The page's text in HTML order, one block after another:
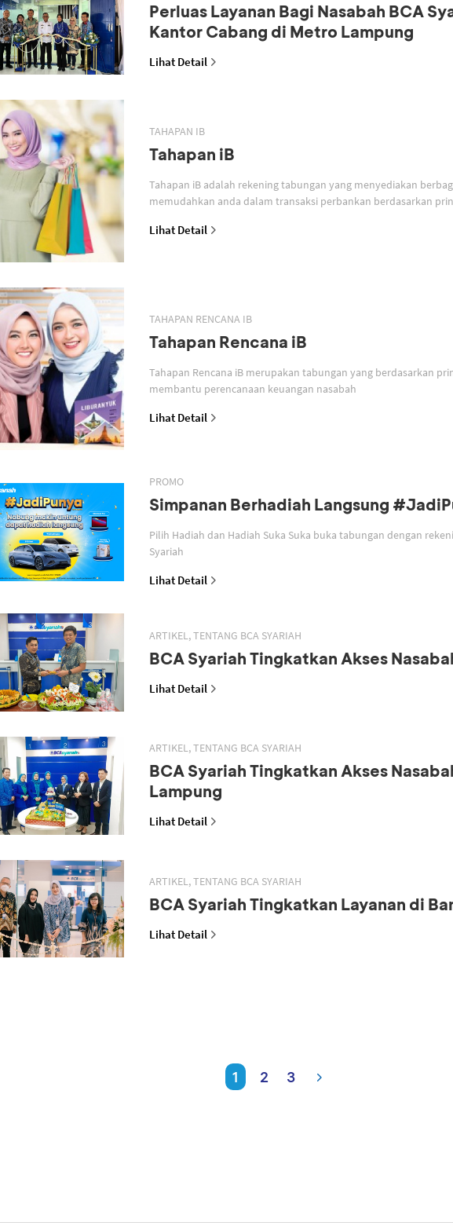
Perluas Layanan Bagi Nasabah BCA
Kantor Cabang di Metro Lampung
Lihat Detail
TAHAPAN IB
Tahapan iB
Tahapan iB adalah rekening tabungan yang menyediakan
memudahkan anda dalam transaksi perbankan berdasarkan
Lihat Detail
TAHAPAN RENCANA IB
Tahapan Rencana iB
Tahapan Rencana iB merupakan tabungan yang berdasarkan
membantu perencanaan keuangan nasabah
Lihat Detail
PROMO
Simpanan Berhadiah Langsung
Pilih Hadiah dan Hadiah Suka Suka buka tabungan dengan
Syariah
Lihat Detail
ARTIKEL, TENTANG BCA SYARIAH
BCA Syariah Tingkatkan Akses
Lihat Detail
ARTIKEL, TENTANG BCA SYARIAH
BCA Syariah Tingkatkan Akses
Lampung
Lihat Detail
ARTIKEL, TENTANG BCA SYARIAH
BCA Syariah Tingkatkan Layanan di
Lihat Detail
1 2 3